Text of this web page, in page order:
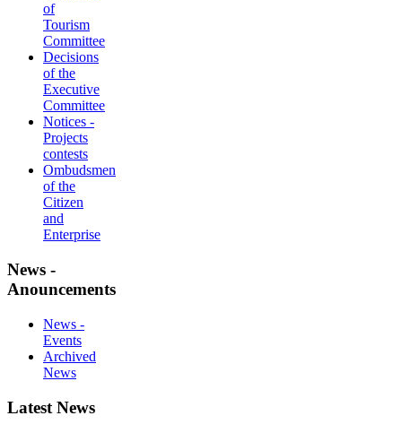
of
Tourism
Committee
Decisions
of the
Executive
Committee
Notices -
Projects
contests
Ombudsmen
of the
Citizen
and
Enterprise
News -
Anouncements
News -
Events
Archived
News
Latest News